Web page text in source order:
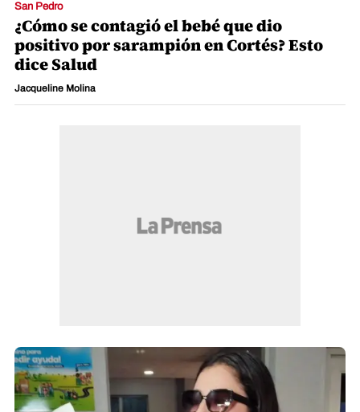
San Pedro
¿Cómo se contagió el bebé que dio
positivo por sarampión en Cortés? Esto
dice Salud
Jacqueline Molina